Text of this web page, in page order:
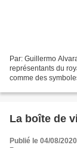
Par: Guillermo
représentants du
comme des
La boîte de
Publié le 04/08/